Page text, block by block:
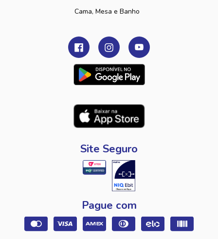
Cama, Mesa e Banho
Site Seguro
Pague com